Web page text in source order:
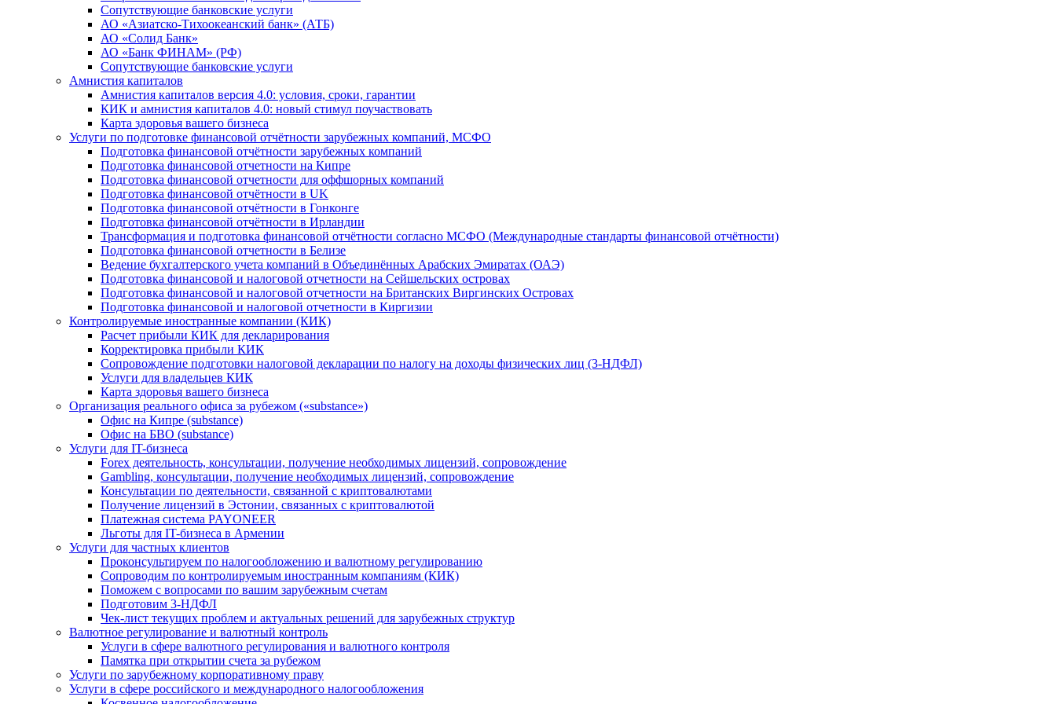
Сопутствующие банковские услуги
АО «Азиатско-Тихоокеанский банк» (АТБ)
АО «Солид Банк»
АО «Банк ФИНАМ» (РФ)
Сопутствующие банковские услуги
Амнистия капиталов
Амнистия капиталов версия 4.0: условия, сроки, гарантии
КИК и амнистия капиталов 4.0: новый стимул поучаствовать
Карта здоровья вашего бизнеса
Услуги по подготовке финансовой отчётности зарубежных компаний, МСФО
Подготовка финансовой отчётности зарубежных компаний
Подготовка финансовой отчетности на Кипре
Подготовка финансовой отчетности для оффшорных компаний
Подготовка финансовой отчётности в UK
Подготовка финансовой отчётности в Гонконге
Подготовка финансовой отчётности в Ирландии
Трансформация и подготовка финансовой отчётности согласно МСФО (Международные стандарты финансовой отчётности)
Подготовка финансовой отчетности в Белизе
Ведение бухгалтерского учета компаний в Объединённых Арабских Эмиратах (ОАЭ)
Подготовка финансовой и налоговой отчетности на Сейшельских островах
Подготовка финансовой и налоговой отчетности на Британских Виргинских Островах
Подготовка финансовой и налоговой отчетности в Киргизии
Контролируемые иностранные компании (КИК)
Расчет прибыли КИК для декларирования
Корректировка прибыли КИК
Сопровождение подготовки налоговой декларации по налогу на доходы физических лиц (3-НДФЛ)
Услуги для владельцев КИК
Карта здоровья вашего бизнеса
Организация реального офиса за рубежом («substance»)
Офис на Кипре (substance)
Офис на БВО (substance)
Услуги для IT-бизнеса
Forex деятельность, консультации, получение необходимых лицензий, сопровождение
Gambling, консультации, получение необходимых лицензий, сопровождение
Консультации по деятельности, связанной с криптовалютами
Получение лицензий в Эстонии, связанных с криптовалютой
Платежная система PAYONEER
Льготы для IT-бизнеса в Армении
Услуги для частных клиентов
Проконсультируем по налогообложению и валютному регулированию
Сопроводим по контролируемым иностранным компаниям (КИК)
Поможем с вопросами по вашим зарубежным счетам
Подготовим 3-НДФЛ
Чек-лист текущих проблем и актуальных решений для зарубежных структур
Валютное регулирование и валютный контроль
Услуги в сфере валютного регулирования и валютного контроля
Памятка при открытии счета за рубежом
Услуги по зарубежному корпоративному праву
Услуги в сфере российского и международного налогообложения